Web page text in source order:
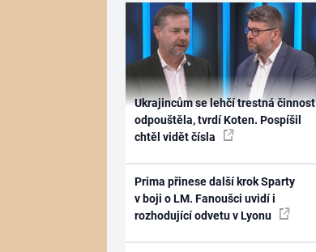
Ukrajincům se lehčí trestná činnost
odpouštěla, tvrdí Koten. Pospíšil
chtěl vidět čísla
Prima přinese další krok Sparty
v boji o LM. Fanoušci uvidí i
rozhodující odvetu v Lyonu